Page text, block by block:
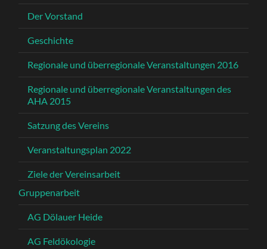
Der Vorstand
Geschichte
Regionale und überregionale Veranstaltungen 2016
Regionale und überregionale Veranstaltungen des
AHA 2015
Satzung des Vereins
Veranstaltungsplan 2022
Ziele der Vereinsarbeit
Gruppenarbeit
AG Dölauer Heide
AG Feldökologie